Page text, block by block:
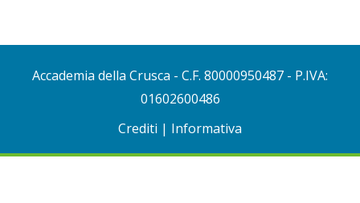
Accademia della Crusca - C.F. 80000950487 - P.IVA:
01602600486
Crediti | Informativa